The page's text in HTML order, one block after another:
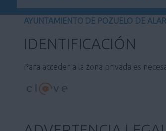
AYUNTAMIENTO DE POZUELO DE
IDENTIFICACIÓN
Para acceder a la zona privada es